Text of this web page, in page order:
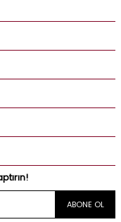
ABONE OL